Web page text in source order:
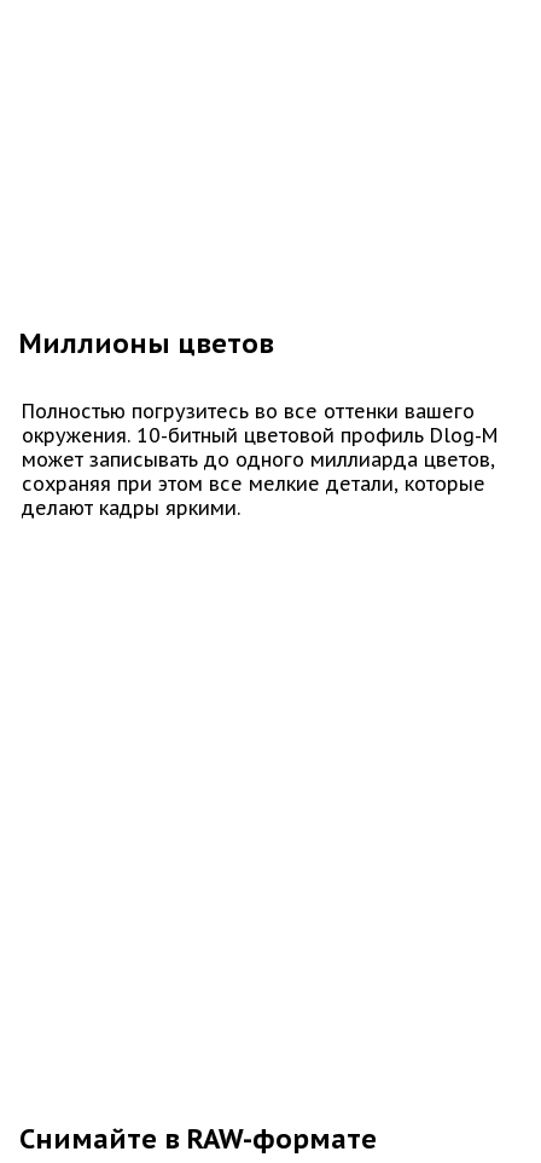
Миллионы цветов
Полностью погрузитесь во все оттенки вашего
окружения. 10-битный цветовой профиль Dlog-M
может записывать до одного миллиарда цветов,
сохраняя при этом все мелкие детали, которые
делают кадры яркими.
Снимайте в RAW-формате